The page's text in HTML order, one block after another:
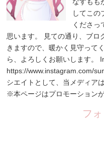
してこの
くださっ
思います。 見ての通り、ブロ
きますので、暖かく見守って
ら、よろしくお願いします。
https://www.instagram.com/
シエイトとして、当メディア
※本ページはプロモーション
フ